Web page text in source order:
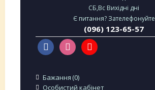
СБ,Вс Вихідні дні
Є питання? Зателефонуйте
(096) 123-65-57
Бажання 0
Особистий кабінет